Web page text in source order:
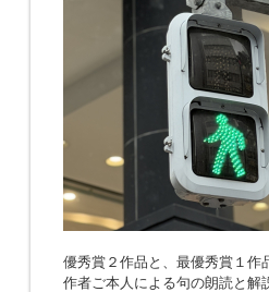
優秀賞２作品と、最優秀賞１作
作者ご本人による句の朗読と解